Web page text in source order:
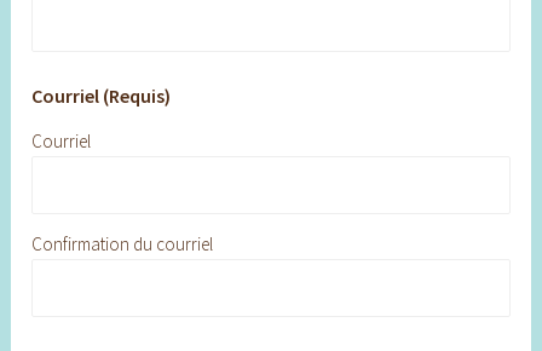
Courriel (Requis)
Courriel
Confirmation du courriel